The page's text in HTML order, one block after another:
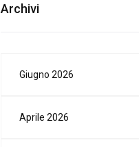
Archivi
Giugno 2026
Aprile 2026